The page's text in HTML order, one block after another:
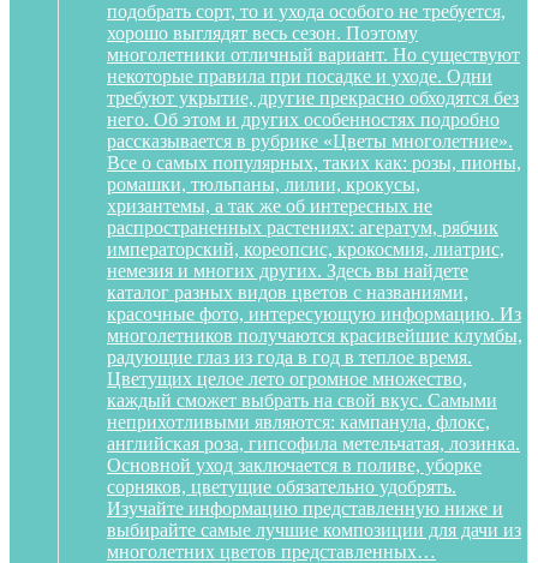
подобрать сорт, то и ухода особого не требуется,
хорошо выглядят весь сезон. Поэтому
многолетники отличный вариант. Но существуют
некоторые правила при посадке и уходе. Одни
требуют укрытие, другие прекрасно обходятся без
него. Об этом и других особенностях подробно
рассказывается в рубрике «Цветы многолетние».
Все о самых популярных, таких как: розы, пионы,
ромашки, тюльпаны, лилии, крокусы,
хризантемы, а так же об интересных не
распространенных растениях: агератум, рябчик
императорский, кореопсис, крокосмия, лиатрис,
немезия и многих других. Здесь вы найдете
каталог разных видов цветов с названиями,
красочные фото, интересующую информацию. Из
многолетников получаются красивейшие клумбы,
радующие глаз из года в год в теплое время.
Цветущих целое лето огромное множество,
каждый сможет выбрать на свой вкус. Самыми
неприхотливыми являются: кампанула, флокс,
английская роза, гипсофила метельчатая, лозинка.
Основной уход заключается в поливе, уборке
сорняков, цветущие обязательно удобрять.
Изучайте информацию представленную ниже и
выбирайте самые лучшие композиции для дачи из
многолетних цветов представленных…